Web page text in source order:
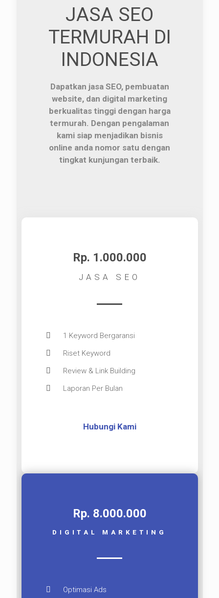
JASA SEO
TERMURAH DI
INDONESIA
Dapatkan jasa SEO, pembuatan
website, dan digital marketing
berkualitas tinggi dengan harga
termurah. Dengan pengalaman
kami siap menjadikan bisnis
online anda nomor satu dengan
tingkat kunjungan terbaik.
Rp. 1.000.000
JASA SEO
1 Keyword Bergaransi
Riset Keyword
Review & Link Building
Laporan Per Bulan
Hubungi Kami
Rp. 8.000.000​
DIGITAL MARKETING
Optimasi Ads